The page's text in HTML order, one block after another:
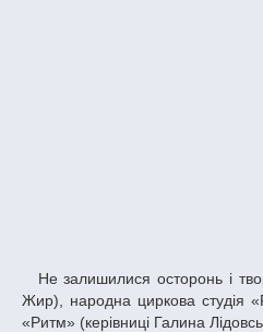
Не залишилися осторонь і творчі колективи Палацу студентів ДНУ: народний ансамбль фольклорного танцю «Веселка» (керівник Сергій
Жир), народна циркова студія
«Ритм» (керівниці Галина